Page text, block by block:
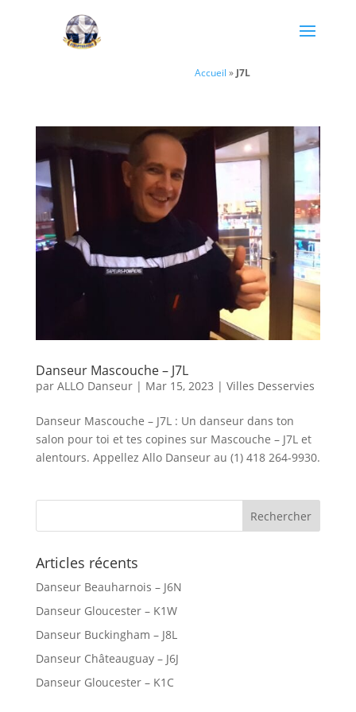
Accueil » J7L
Danseur Mascouche – J7L
par ALLO Danseur| Mar 15, 2023 | Villes Desservies
Danseur Mascouche – J7L : Un danseur dans ton
salon pour toi et tes copines sur Mascouche – J7L et
alentours. Appellez Allo Danseur au (1) 418 264-9930.
Articles récents
Danseur Beauharnois – J6N
Danseur Gloucester – K1W
Danseur Buckingham – J8L
Danseur Châteauguay – J6J
Danseur Gloucester – K1C